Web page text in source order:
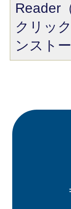
Reader
クリッ
ンスト